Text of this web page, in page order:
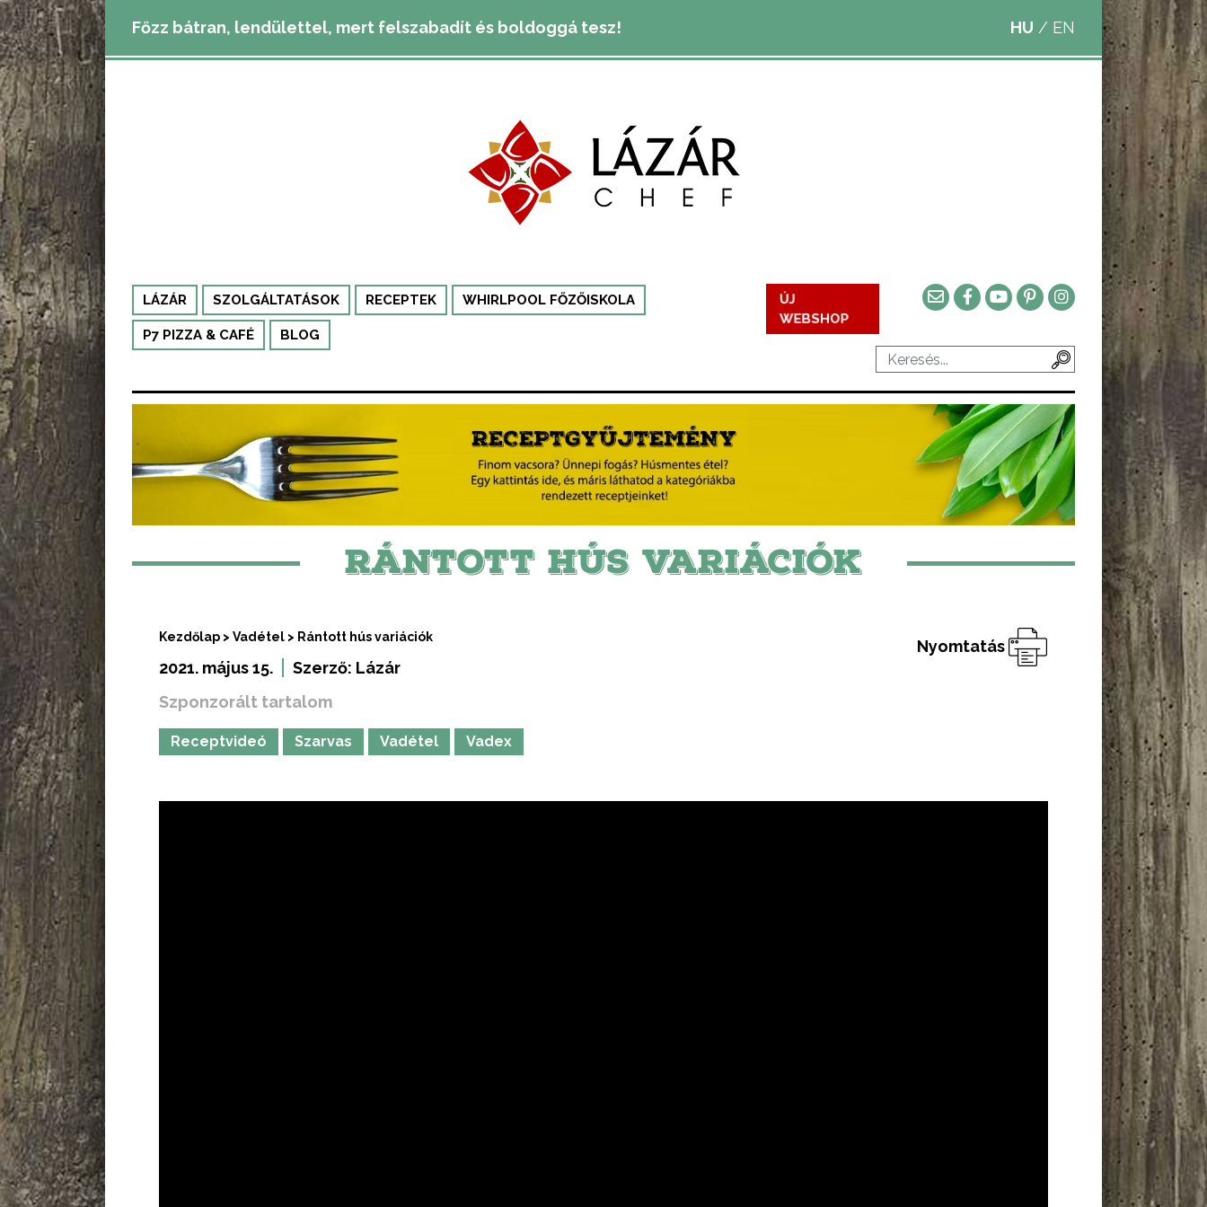
Főzz bátran, lendülettel, mert felszabadít és boldoggá tesz! HU / EN
LÁZÁR SZOLGÁLTATÁSOK RECEPTEK WHIRLPOOL FŐZŐISKOLA
P7 PIZZA & CAFÉ BLOG
ÚJ
WEBSHOP
RÁNTOTT HÚS VARIÁCIÓK
Kezdőlap > Vadétel > Rántott hús variációk
2021. május 15. Szerző: Lázár
Szponzorált tartalom
Receptvideó Szarvas Vadétel Vadex
Nyomtatás